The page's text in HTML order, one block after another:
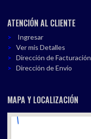
ATENCIÓN AL CLIENTE
Ingresar
Ver mis Detalles
Dirección de Facturación
Dirección de Envío
MAPA Y LOCALIZACIÓN